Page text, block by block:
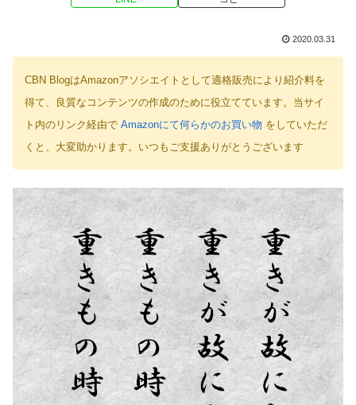
2020.03.31
CBN BlogはAmazonアソシエイトとして適格販売により紹介料を
得て、良質なコンテンツの作成のために役立てています。当サイ
ト内のリンク経由で Amazonにて何らかのお買い物 をしていただ
くと、大変助かります。いつもご支援ありがとうございます